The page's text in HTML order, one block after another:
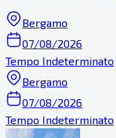
Bergamo
07/08/2026
Tempo Indeterminato
Bergamo
07/08/2026
Tempo Indeterminato